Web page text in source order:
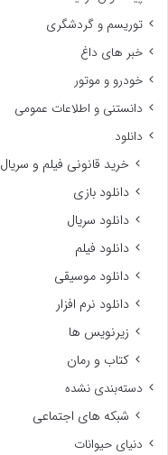
توریسم و گردشگری
خبر های داغ
خودرو و موتور
دانستنی و اطلاعات عمومی
دانلود
خرید قانونی فیلم و سریال
دانلود بازی
دانلود سریال
دانلود فیلم
دانلود موسیقی
دانلود نرم افزار
زیرنویس ها
کتاب و رمان
دسته‌بندی نشده
شبکه های اجتماعی
دنیای حیوانات